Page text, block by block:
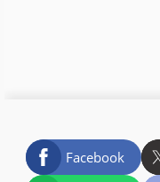
Facebook